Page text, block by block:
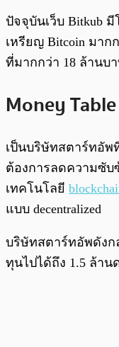
ปัจจุบันเว็บ Bitkub
เหรียญ Bitcoin มาก
ที่มากกว่า 18 ล้านบ
Money Table
เป็นบริษัทสตาร์ทอั
ต้องการลดความซั
เทคโนโลยี
แบบ decentralized
บริษัทสตาร์ทอัพดัง
ทุนไปได้ถึง 1.5 ล้า